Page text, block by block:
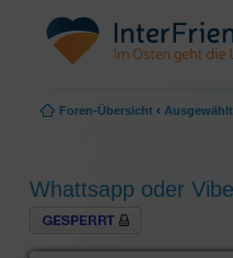
Foren-Übersicht ‹
Whattsapp oder
Thema gesperrt